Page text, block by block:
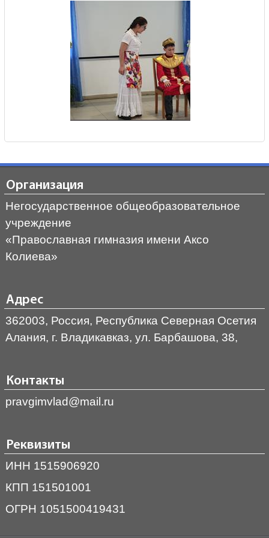
Организация
Негосударственное общеобразовательное
учреждение
«Православная гимназия имени Аксо
Колиева»
Адрес
362003, Россия, Республика Северная Осетия
Алания, г. Владикавказ, ул. Барбашова, 38,
Контакты
pravgimvlad@mail.ru
Реквизиты
ИНН 1515906920
КПП 151501001
ОГРН 1051500419431